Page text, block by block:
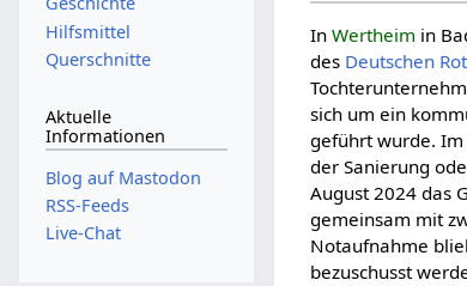
InWertheim in
des Deut­schen
sich um ein
geführt wurde.
der Sanierung
August 2024 das
gemeinsam mit
Notaufnahme
bezuschusst
Hilfsmittel
Querschnitte
Aktuelle
Informationen
Blog auf Mastodon
RSS-Feeds
Live-Chat